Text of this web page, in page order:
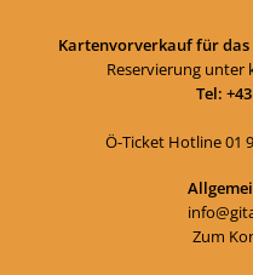
Kartenvorverkauf für
Reservierung unter
Tel:
Ö-Ticket Hotline01
Zum